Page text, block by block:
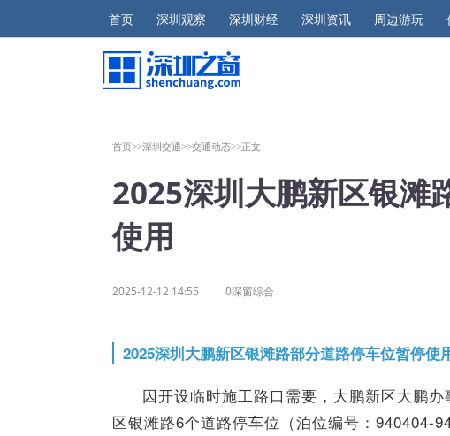
首页 深圳观察 深圳财经 深圳资讯 周边游玩
首页>>深圳交通>>交通动态>>正文
2025深圳大鹏新区银滩
使用
2025-12-12 14:55 0深窗综合
2025深圳大鹏新区银滩路部分道路停车位暂停使
因开设临时施工路口需要，大鹏新区大鹏
区银滩路6个道路停车位（泊位编号：940404-